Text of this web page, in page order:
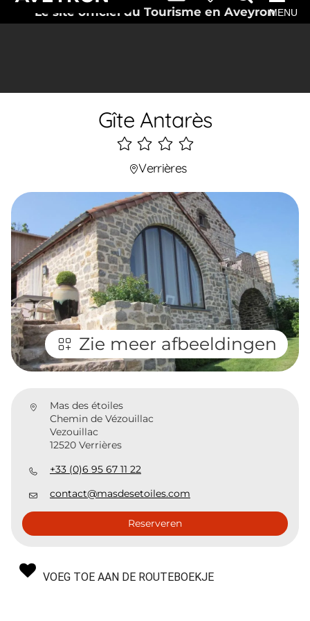
Le site officiel du Tourisme en AveyronMENU
Gîte Antarès
4
étoiles
Verrières
Zie meer afbeeldingen
Mas des étoiles
Chemin de Vézouillac
Vezouillac
12520 Verrières
+33 (0)6 95 67 11 22
contact@masdesetoiles.com
Reserveren
VOEG TOE AAN DE ROUTEBOEKJE